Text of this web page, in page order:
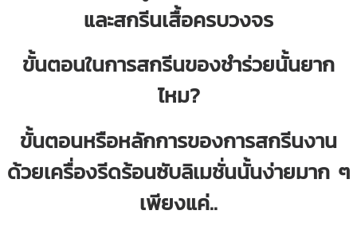
และสกรีนเสื้อครบวงจร
ขั้นตอนในการสกรีนของชำร่วยนั้นยาก
ไหม?
ขั้นตอนหรือหลักการของการสกรีนงาน
ด้วยเครื่องรีดร้อนซับลิเมชั่นนั้นง่ายมาก ๆ
เพียงแค่..